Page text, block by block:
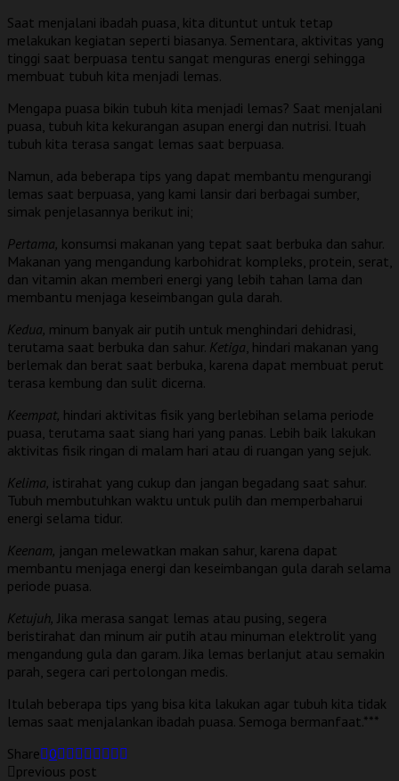
Saat menjalani ibadah puasa, kita dituntut untuk tetap
melakukan kegiatan seperti biasanya. Sementara, aktivitas yang
tinggi saat berpuasa tentu sangat menguras energi sehingga
membuat tubuh kita menjadi lemas.
Mengapa puasa bikin tubuh kita menjadi lemas? Saat menjalani
puasa, tubuh kita kekurangan asupan energi dan nutrisi. Ituah
tubuh kita terasa sangat lemas saat berpuasa.
Namun, ada beberapa tips yang dapat membantu mengurangi
lemas saat berpuasa, yang kami lansir dari berbagai sumber,
simak penjelasannya berikut ini;
Pertama, konsumsi makanan yang tepat saat berbuka dan sahur.
Makanan yang mengandung karbohidrat kompleks, protein, serat,
dan vitamin akan memberi energi yang lebih tahan lama dan
membantu menjaga keseimbangan gula darah.
Kedua, minum banyak air putih untuk menghindari dehidrasi,
terutama saat berbuka dan sahur. Ketiga , hindari makanan yang
berlemak dan berat saat berbuka, karena dapat membuat perut
terasa kembung dan sulit dicerna.
Keempat, hindari aktivitas fisik yang berlebihan selama periode
puasa, terutama saat siang hari yang panas. Lebih baik lakukan
aktivitas fisik ringan di malam hari atau di ruangan yang sejuk.
Kelima, istirahat yang cukup dan jangan begadang saat sahur.
Tubuh membutuhkan waktu untuk pulih dan memperbaharui
energi selama tidur.
Keenam, jangan melewatkan makan sahur, karena dapat
membantu menjaga energi dan keseimbangan gula darah selama
periode puasa.
Ketujuh, Jika merasa sangat lemas atau pusing, segera
beristirahat dan minum air putih atau minuman elektrolit yang
mengandung gula dan garam. Jika lemas berlanjut atau semakin
parah, segera cari pertolongan medis.
Itulah beberapa tips yang bisa kita lakukan agar tubuh kita tidak
lemas saat menjalankan ibadah puasa. Semoga bermanfaat.***
Share 0
previous post